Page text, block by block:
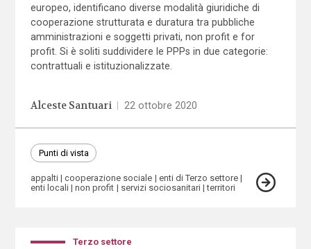
europeo, identificano diverse modalità giuridiche di
cooperazione strutturata e duratura tra pubbliche
amministrazioni e soggetti privati, non profit e for
profit. Si è soliti suddividere le PPPs in due categorie:
contrattuali e istituzionalizzate.
Alceste Santuari 22 ottobre 2020
Punti di vista
appalti cooperazione sociale
enti di Terzo settore
enti locali
non profit servizi sociosanitari territori
Terzo settore